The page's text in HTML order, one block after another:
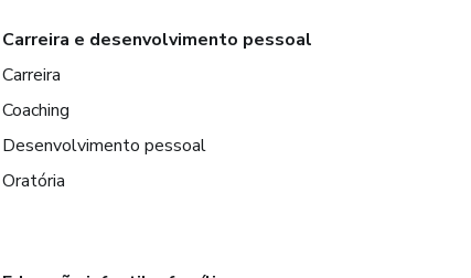
Carreira e desenvolvimento pessoal
Carreira
Coaching
Desenvolvimento pessoal
Oratória